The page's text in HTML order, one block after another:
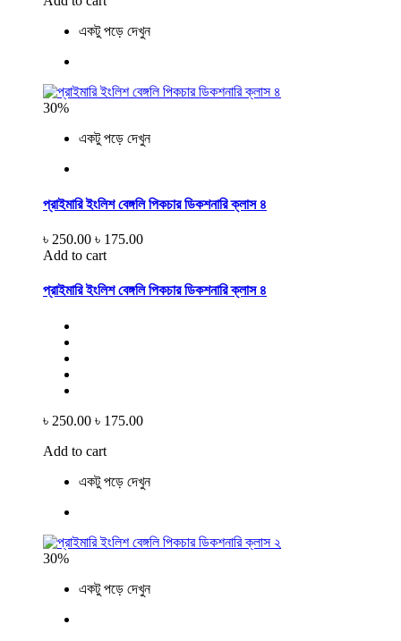
একটু পড়ে দেখুন
30%
একটু পড়ে দেখুন
প্রাইমারি ইংলিশ বেঙ্গলি পিকচার ডিকশনারি ক্লাস ৪
৳ 250.00 ৳ 175.00
Add to cart
প্রাইমারি ইংলিশ বেঙ্গলি পিকচার ডিকশনারি ক্লাস ৪
৳ 250.00 ৳ 175.00
Add to cart
একটু পড়ে দেখুন
30%
একটু পড়ে দেখুন